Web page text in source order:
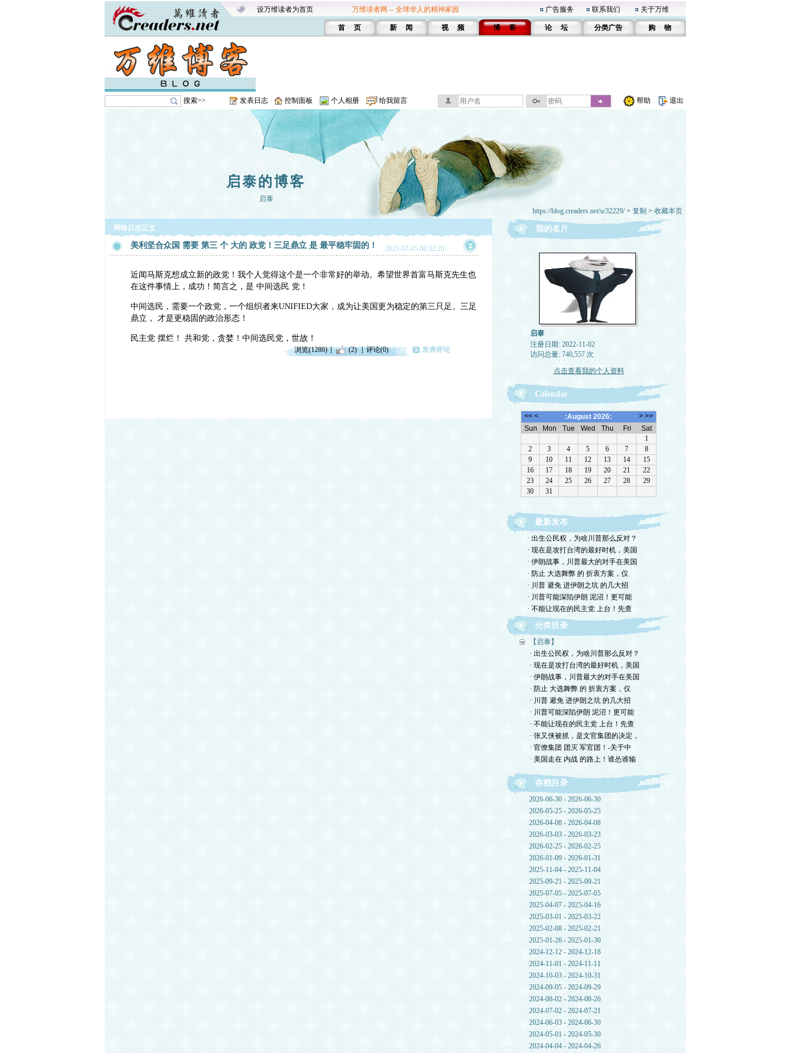
设万维读者为首页 万维读者网 -- 全球华人的精神家园 广告服务 联系我们 关于万维
首 页 新 闻 视 频 博 客 论 坛 分类广告 购 物
搜索>> 发表日志 控制面板 个人相册 给我留言 帮助 退出
启泰的博客
启泰
https://blog.creaders.net/u/32229/> 复制 > 收藏本页
网络日志正文
美利坚合众国 需要 第三 个 大的 政党！三足鼎立 是 最平稳牢固的！ 2025-07-05 08:52:20
近闻马斯克想成立新的政党！我个人觉得这个是一个非常好的举动。希望世界首富马斯克先生也
在这件事情上，成功！简言之，是 中间选民 党！
中间选民，需要一个政党，一个组织者来UNIFIED大家，成为让美国更为稳定的第三只足。三足
鼎立， 才是更稳固的政治形态！
民主党 摆烂！ 共和党，贪婪！中间选民党，世故！
浏览(1286) (2) 评论(0) 发表评论
我的名片
启泰
注册日期: 2022-11-02
访问总量: 740,557 次
点击查看我的个人资料
Calendar
最新发布
· 出生公民权，为啥川普那么反对？
· 现在是攻打台湾的最好时机，美国
· 伊朗战事，川普最大的对手在美国
· 防止 大选舞弊 的 折衷方案，仅
· 川普 避免 进伊朗之坑 的几大招
· 川普可能深陷伊朗 泥沼！更可能
· 不能让现在的民主党 上台！先查
分类目录
【启泰】
· 出生公民权，为啥川普那么反对？
· 现在是攻打台湾的最好时机，美国
· 伊朗战事，川普最大的对手在美国
· 防止 大选舞弊 的 折衷方案，仅
· 川普 避免 进伊朗之坑 的几大招
· 川普可能深陷伊朗 泥沼！更可能
· 不能让现在的民主党 上台！先查
· 张又侠被抓，是文官集团的决定，
· 官僚集团 团灭 军官团！-关于中
· 美国走在 内战 的路上！谁怂谁输
存档目录
2026-06-30 - 2026-06-30
2026-05-25 - 2026-05-25
2026-04-08 - 2026-04-08
2026-03-03 - 2026-03-23
2026-02-25 - 2026-02-25
2026-01-09 - 2026-01-31
2025-11-04 - 2025-11-04
2025-09-21 - 2025-09-21
2025-07-05 - 2025-07-05
2025-04-07 - 2025-04-16
2025-03-01 - 2025-03-22
2025-02-08 - 2025-02-21
2025-01-26 - 2025-01-30
2024-12-12 - 2024-12-18
2024-11-01 - 2024-11-11
2024-10-03 - 2024-10-31
2024-09-05 - 2024-09-29
2024-08-02 - 2024-08-26
2024-07-02 - 2024-07-21
2024-06-03 - 2024-06-30
2024-05-01 - 2024-05-30
2024-04-04 - 2024-04-26